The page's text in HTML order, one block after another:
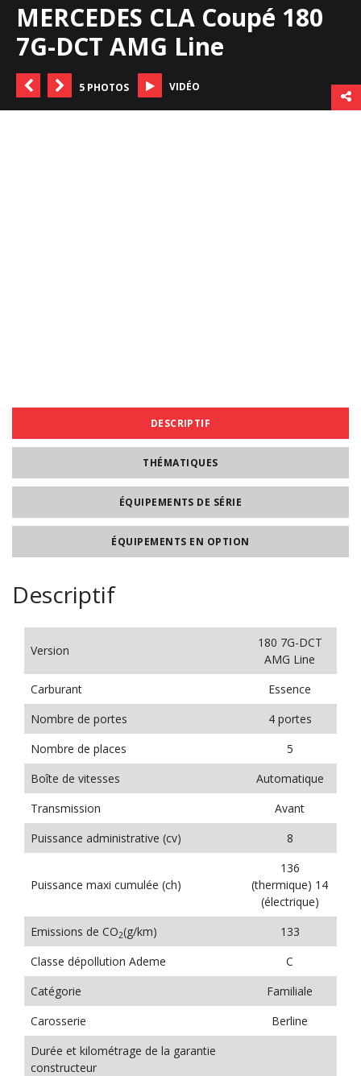
MERCEDES CLA Coupé 180
7G-DCT AMG Line
5 PHOTOS VIDÉO
DESCRIPTIF
THÉMATIQUES
ÉQUIPEMENTS DE SÉRIE
ÉQUIPEMENTS EN OPTION
Descriptif
Version
180 7G-DCT
AMG Line
Carburant
Essence
Nombre de portes
4 portes
Nombre de places
5
Boîte de vitesses
Automatique
Transmission
Avant
Puissance administrative (cv)
8
Puissance maxi cumulée (ch)
136
(thermique) 14
(électrique)
Emissions de CO2(g/km)
133
Classe dépollution Ademe
C
Catégorie
Familiale
Carosserie
Berline
Durée et kilométrage de la garantie
constructeur